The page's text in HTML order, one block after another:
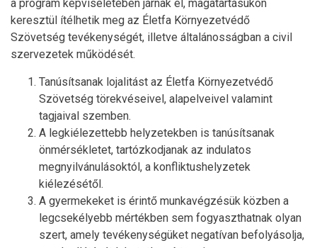
a program képviseletében járnak el, magatartásukon
keresztül ítélhetik meg az Életfa Környezetvédő
Szövetség tevékenységét, illetve általánosságban a civil
szervezetek működését.
Tanúsítsanak lojalitást az Életfa Környezetvédő
Szövetség törekvéseivel, alapelveivel valamint
tagjaival szemben.
A legkiélezettebb helyzetekben is tanúsítsanak
önmérsékletet, tartózkodjanak az indulatos
megnyilvánulásoktól, a konfliktushelyzetek
kiélezésétől.
A gyermekeket is érintő munkavégzésük közben a
legcsekélyebb mértékben sem fogyaszthatnak olyan
szert, amely tevékenységüket negatívan befolyásolja,